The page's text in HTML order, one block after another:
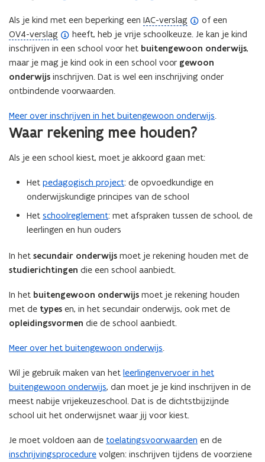
Als je kind met een beperking een IAC-verslag
(
o
p
e
n
f
i
i
i
e
)
of een
OV4-verslag
(
o
p
e
n
e
f
n
heeft, heb je vrije schoolkeuze. Je kan je kind
inschrijven in een school voor het buitengewoon onderwijs,
maar je mag je kind ook in een school voor gewoon
onderwijs inschrijven. Dat is wel een inschrijving onder
ontbindende voorwaarden.
Meer over inschrijven in het buitengewoon onderwijs.
Waar rekening mee houden?
Als je een school kiest, moet je akkoord gaan met:
Het pedagogisch project: de opvoedkundige en
onderwijskundige principes van de school
Het schoolreglement: met afspraken tussen de school, de
leerlingen en hun ouders
In het secundair onderwijs moet je rekening houden met de
studierichtingen die een school aanbiedt.
In het buitengewoon onderwijs moet je rekening houden
met de types en, in het secundair onderwijs, ook met de
opleidingsvormen die de school aanbiedt.
Meer over het buitengewoon onderwijs.
Wil je gebruik maken van het leerlingenvervoer in het
buitengewoon onderwijs, dan moet je je kind inschrijven in de
meest nabije vrijekeuzeschool. Dat is de dichtstbijzijnde
school uit het onderwijsnet waar jij voor kiest.
Je moet voldoen aan de toelatingsvoorwaarden en de
inschrijvingsprocedure volgen: inschrijven tijdens de voorziene